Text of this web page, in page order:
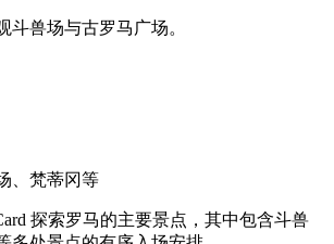
斗兽场与古罗马广场。
、梵蒂冈等
探索罗马的主要景点，其中包含斗兽